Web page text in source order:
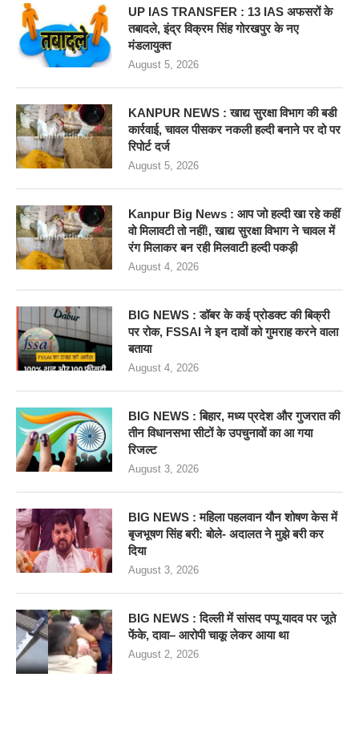
UP IAS TRANSFER : 13 IAS अफसरों के
तबादले, इंद्र विक्रम सिंह गोरखपुर के नए
मंडलायुक्त
August 5, 2026
KANPUR NEWS : खाद्य सुरक्षा विभाग की बडी
कार्रवाई, चावल पीसकर नकली हल्दी बनाने पर दो पर
रिपोर्ट दर्ज
August 5, 2026
Kanpur Big News : आप जो हल्दी खा रहे कहीं
वो मिलावटी तो नहीं!, खाद्य सुरक्षा विभाग ने चावल में
रंग मिलाकर बन रही मिलवाटी हल्दी पकड़ी
August 4, 2026
BIG NEWS : डॉबर के कई प्रोडक्ट की बिक्री
पर रोक, FSSAI ने इन दावों को गुमराह करने वाला
बताया
August 4, 2026
BIG NEWS : बिहार, मध्य प्रदेश और गुजरात की
तीन विधानसभा सीटों के उपचुनावों का आ गया
रिजल्ट
August 3, 2026
BIG NEWS : महिला पहलवान यौन शोषण केस में
बृजभूषण सिंह बरी: बोले- अदालत ने मुझे बरी कर
दिया
August 3, 2026
BIG NEWS : दिल्ली में सांसद पप्पू यादव पर जूते
फेंके, दावा– आरोपी चाकू लेकर आया था
August 2, 2026